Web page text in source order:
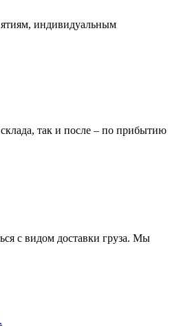
индивидуальным
так и после – по прибытию
с видом доставки груза. Мы